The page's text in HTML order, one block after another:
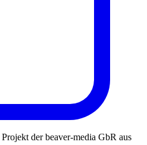
der beaver-media GbR aus